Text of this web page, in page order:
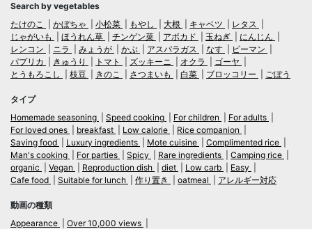
Search by vegetables
たけのこ
かぼちゃ 小松菜 もやし 大根 キャベツ
レタス
じゃがいも
ほうれん草 チンゲン菜 アボカド 玉ねぎ
にんじん
レンコン
ニラ みょうが かぶ アスパラガス なす
ピーマン
パプリカ
きゅうり トマト ズッキーニ オクラ
ゴーヤ
とうもろこし
枝豆 きのこ さつまいも 白菜 ブロッコリー ごぼう
タイプ
Homemade seasoning
Speed cooking For children
For adults
For loved ones
breakfast Low calorie
Rice companion
Saving food
Luxury ingredients Mote cuisine
Complimented rice
Man's cooking
For parties Spicy Rare ingredients
Camping rice
organic
Vegan Reproduction dish diet Low carb
Easy
Cafe food
Suitable for lunch 作り置き oatmeal アレルギー対応
動画の種類
Appearance
Over 10,000 views